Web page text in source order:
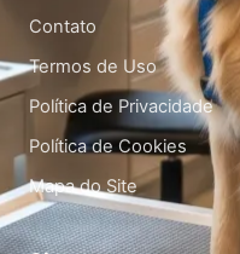
Contato
Termos de Uso
Política de Privacidade
Política de Cookies
Mapa do Site